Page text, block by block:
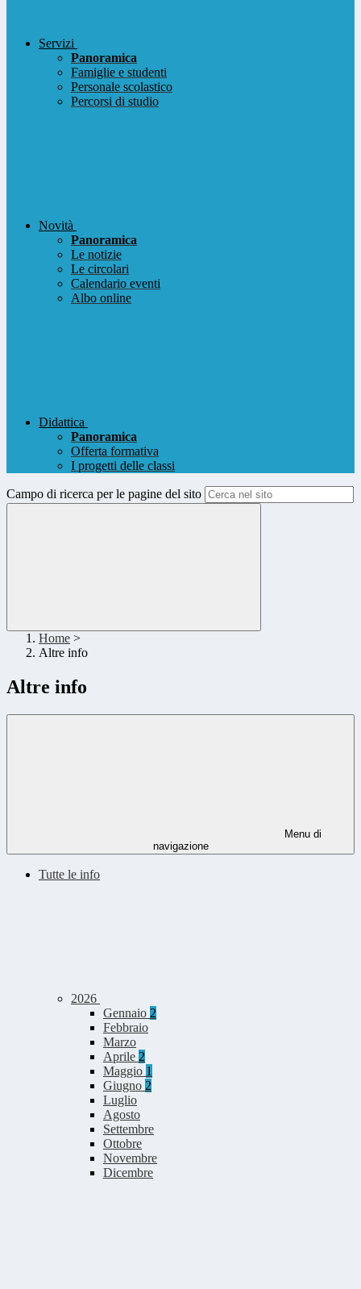
Servizi
Panoramica
Famiglie e studenti
Personale scolastico
Percorsi di studio
Novità
Panoramica
Le notizie
Le circolari
Calendario eventi
Albo online
Didattica
Panoramica
Offerta formativa
I progetti delle classi
Campo di ricerca per le pagine del sito
Home >
Altre info
Altre info
Menu di
navigazione
Tutte le info
2026
Gennaio 2
Febbraio
Marzo
Aprile 2
Maggio 1
Giugno 2
Luglio
Agosto
Settembre
Ottobre
Novembre
Dicembre